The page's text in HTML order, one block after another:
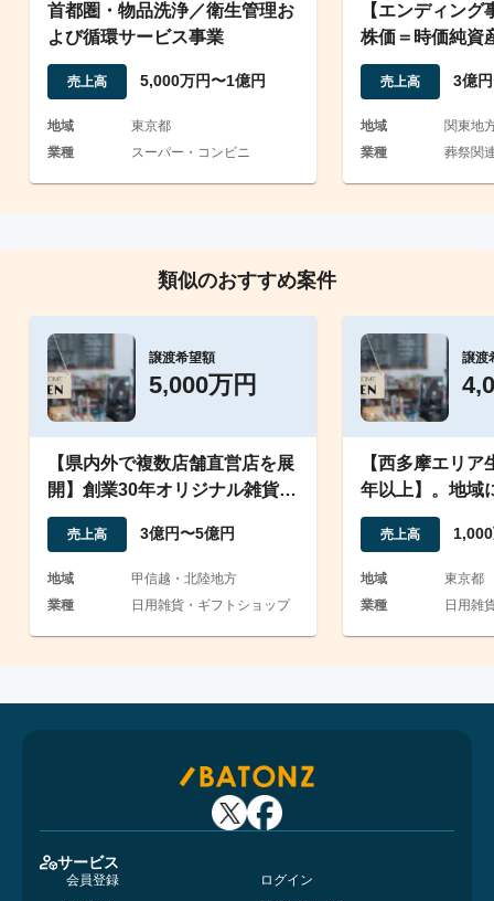
首都圏・物品洗浄／衛生管理お
よび循環サービス事業
売上高 5,000万円〜1億円
地域
東京都
業種
スーパー・コンビニ
【エンディン
株価＝時価純資
年分/北関東に複
売上高 3億
地域
関東地
業種
葬祭関
類似のおすすめ案件
譲渡希望額
5,000万円
【県内外で複数店舗直営店を展
開】創業30年オリジナル雑貨を
取扱う小売店
売上高 3億円〜5億円
地域
甲信越・北陸地方
業種
日用雑貨・ギフトショップ
譲渡
【西多摩エリア
年以上】。地域
経営のお店
売上高
地域
東京都
業種
日用雑
サービス
会員登録
ログイン